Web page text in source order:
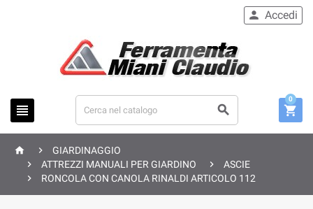
 
 Accedi

0
 
GIARDINAGGIO

ATTREZZI MANUALI PER GIARDINO 
ASCIE

RONCOLA CON CANOLA RINALDI ARTICOLO 112